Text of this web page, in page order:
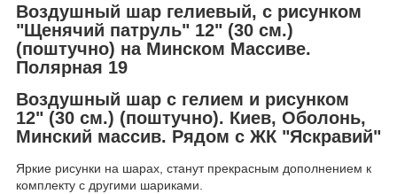
Воздушный шар гелиевый, с рисунком
"Щенячий патруль" 12" (30 см.)
(поштучно) на Минском Массиве.
Полярная 19
Воздушный шар с гелием и рисунком
12" (30 см.) (поштучно). Киев, Оболонь,
Минский массив. Рядом с ЖК "Яскравий"
Яркие рисунки на шарах, станут прекрасным дополнением к
комплекту с другими шариками.